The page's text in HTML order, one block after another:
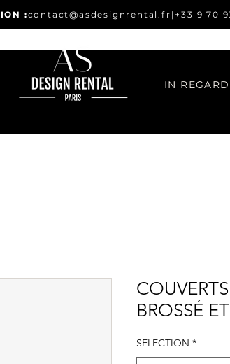
:contact@asdesignrental.fr | +33 9 70
BROSSÉ
SELECTION *